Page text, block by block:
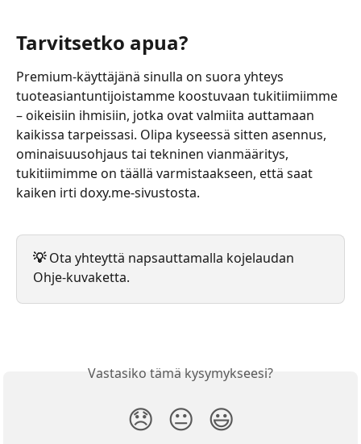
Tarvitsetko apua?
Premium-käyttäjänä sinulla on suora yhteys
tuoteasiantuntijoistamme koostuvaan tukitiimiimme
– oikeisiin ihmisiin, jotka ovat valmiita auttamaan
kaikissa tarpeissasi. Olipa kyseessä sitten asennus,
ominaisuusohjaus tai tekninen vianmääritys,
tukitiimimme on täällä varmistaakseen, että saat
kaiken irti doxy.me-sivustosta.
💡 Ota yhteyttä napsauttamalla kojelaudan
Ohje-kuvaketta.
Vastasiko tämä kysymykseesi?
😞 😐 😃